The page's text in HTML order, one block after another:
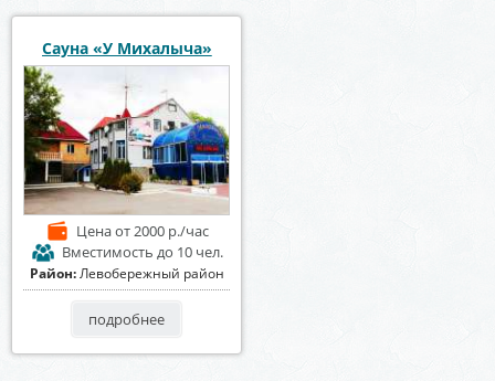
Сауна «У Михалыча»
Ценаот 2000 р./час
Вместимость до 10 чел.
Район:Левобережный район
подробнее